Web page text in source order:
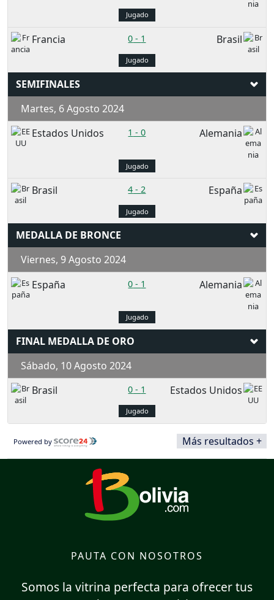
Jugado
Francia 0 - 1 Brasil
Jugado
SEMIFINALES
Martes, 6 Agosto 2024
Estados Unidos
1 -0 Alemania
Jugado
Brasil 4 -2 España
Jugado
MEDALLA DE BRONCE
Viernes, 9 Agosto 2024
España
0 - 1 Alemania
Jugado
FINAL MEDALLA DE ORO
Sábado, 10 Agosto 2024
Brasil
0 - 1 Estados Unidos
Jugado
Powered by Más resultados +
PAUTA CON NOSOTROS
Somos la vitrina perfecta para ofrecer tus